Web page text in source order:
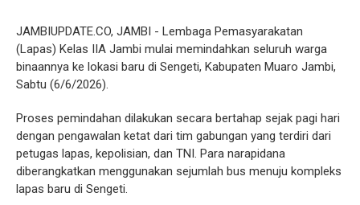
JAMBIUPDATE.CO, JAMBI - Lembaga Pemasyarakatan
(Lapas) Kelas IIA Jambi mulai memindahkan seluruh warga
binaannya ke lokasi baru di Sengeti, Kabupaten Muaro Jambi,
Sabtu (6/6/2026).
Proses pemindahan dilakukan secara bertahap sejak pagi hari
dengan pengawalan ketat dari tim gabungan yang terdiri dari
petugas lapas, kepolisian, dan TNI. Para narapidana
diberangkatkan menggunakan sejumlah bus menuju kompleks
lapas baru di Sengeti.